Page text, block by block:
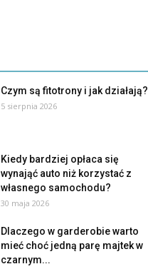
Czym są fitotrony i jak działają?
5 sierpnia 2026
Kiedy bardziej opłaca się
wynająć auto niż korzystać z
własnego samochodu?
30 maja 2026
Dlaczego w garderobie warto
mieć choć jedną parę majtek w
czarnym...